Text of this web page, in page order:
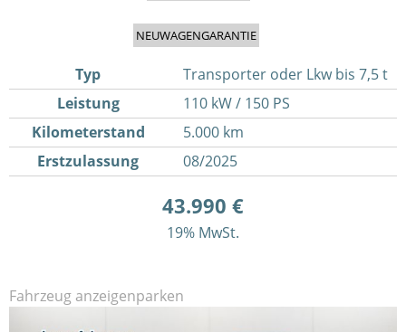
NEUWAGENGARANTIE
Typ
Transporter oder Lkw bis 7,5 t
Leistung
110 kW / 150 PS
Kilometerstand
5.000 km
Erstzulassung
08/2025
43.990 €
19% MwSt.
Fahrzeug anzeigenparken